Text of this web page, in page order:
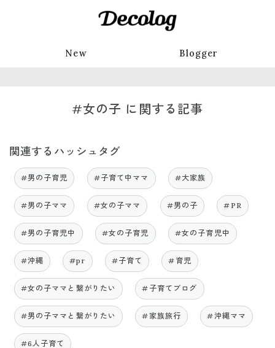
New Blogger
#女の子 に関する記事
関連するハッシュタグ
#男の子育児 #子育て中ママ #大家族
#男の子ママ #女の子ママ #男の子 #PR
#男の子育児中 #女の子育児 #女の子育児中
#沖縄 #pr #子育て #育児
#女の子ママと繋がりたい #子育てブログ
#男の子ママと繋がりたい #家族旅行 #沖縄ママ
#6人子育て